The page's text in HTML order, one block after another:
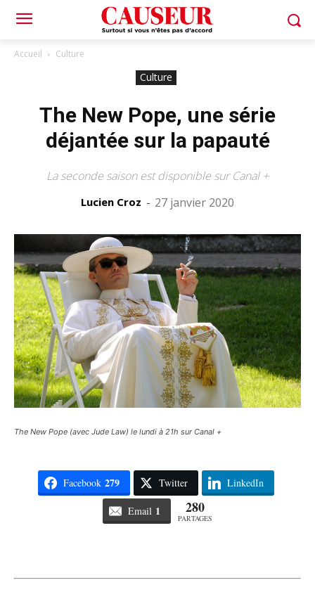
Accueil Culture
Culture
The New Pope, une série
déjantée sur la papauté
La seconde saison est disponible sur Canal +
Lucien Croz - 27 janvier 2020
The New Pope (avec Jude Law) le lundi à 21h sur Canal +
Facebook 279 Twitter LinkedIn
Email 1 280
PARTAGES